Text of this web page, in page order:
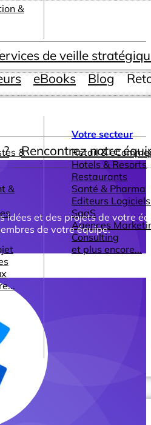
&
&
&
Votre secteur
Retail &
Hotels & Resorts
Restaurants
Santé & Pharma
Editeurs
SaaS
Agences
Consulting
et plus encore...
de veille
eBooks Blog
Rencontrez notre
idées et des projets de votre
de votre équipe.